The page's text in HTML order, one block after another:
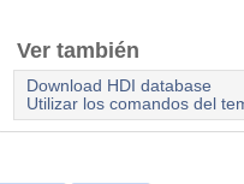
Ver también
Download HDI database
Utilizar los comandos del